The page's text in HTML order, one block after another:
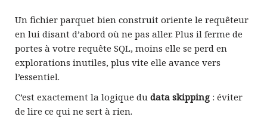
Un fichier parquet bien construit oriente le requêteur
en lui disant d’abord où ne pas aller. Plus il ferme de
portes à votre requête SQL, moins elle se perd en
explorations inutiles, plus vite elle avance vers
l’essentiel.
C’est exactement la logique du data skipping : éviter
de lire ce qui ne sert à rien.